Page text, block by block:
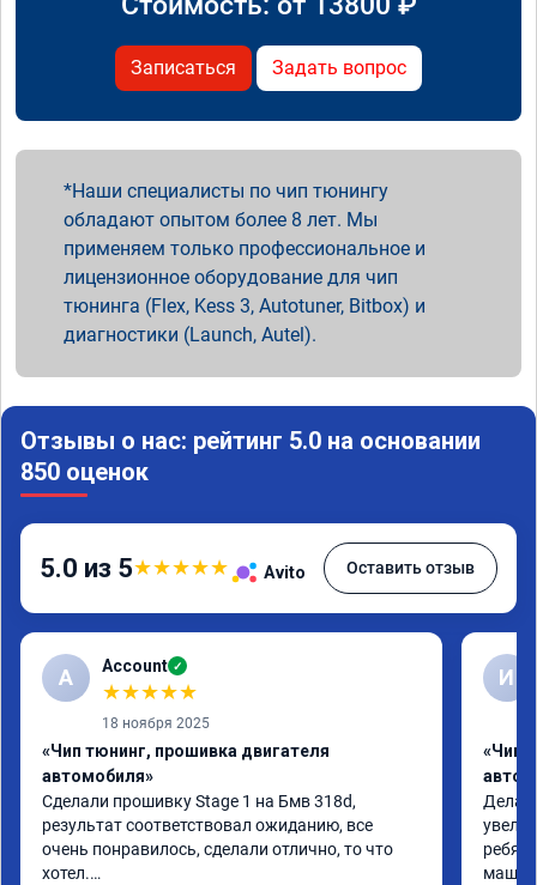
Записаться Задать вопрос
Наши специалисты по чип тюнингу
обладают опытом более 8 лет. Мы
применяем только профессиональное и
лицензионное оборудование для чип
тюнинга (Flex, Kess 3, Autotuner, Bitbox) и
диагностики (Launch, Autel).
Отзывы о нас: рейтинг 5.0 на основании
850 оценок
5.0 из 5★★★★★ Avito Оставить отзыв
A Account ✓
★★★★★
18 ноября 2025
«Чип тюнинг, прошивка двигателя
автомобиля»
Сделали прошивку Stage 1 на Бмв 318d,
результат соответствовал ожиданию, все
очень понравилось, сделали отлично, то что
хотел.
И
«Чип